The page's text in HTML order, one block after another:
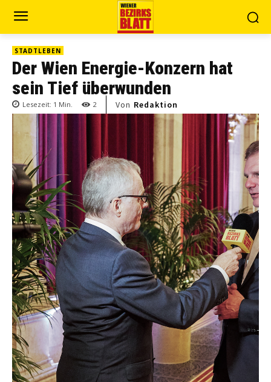
STADTLEBEN
Der Wien Energie-Konzern hat
sein Tief überwunden
Lesezeit: 1 Min. 2 Von Redaktion